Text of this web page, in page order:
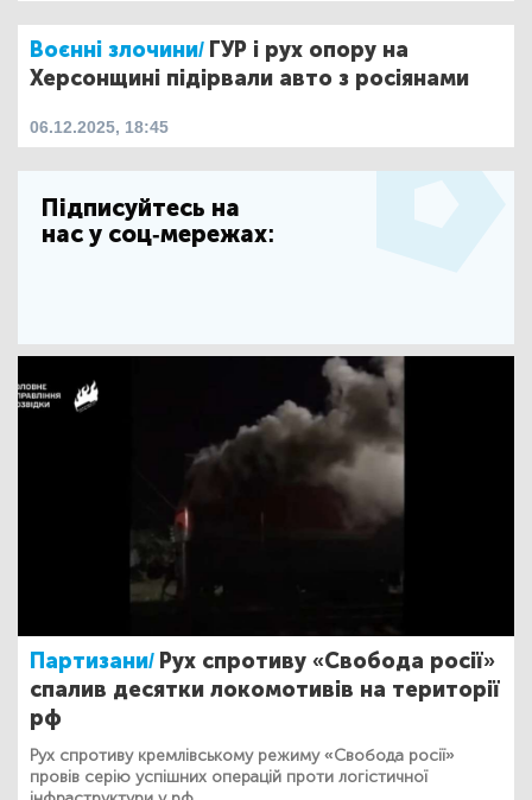
Воєнні злочини/ ГУР і рух опору на
Херсонщині підірвали авто з росіянами
06.12.2025, 18:45
Підписуйтесь на
нас у соц-мережах:
Партизани/ Рух спротиву «Свобода росії»
спалив десятки локомотивів на території
рф
Рух спротиву кремлівському режиму «Свобода росії»
провів серію успішних операцій проти логістичної